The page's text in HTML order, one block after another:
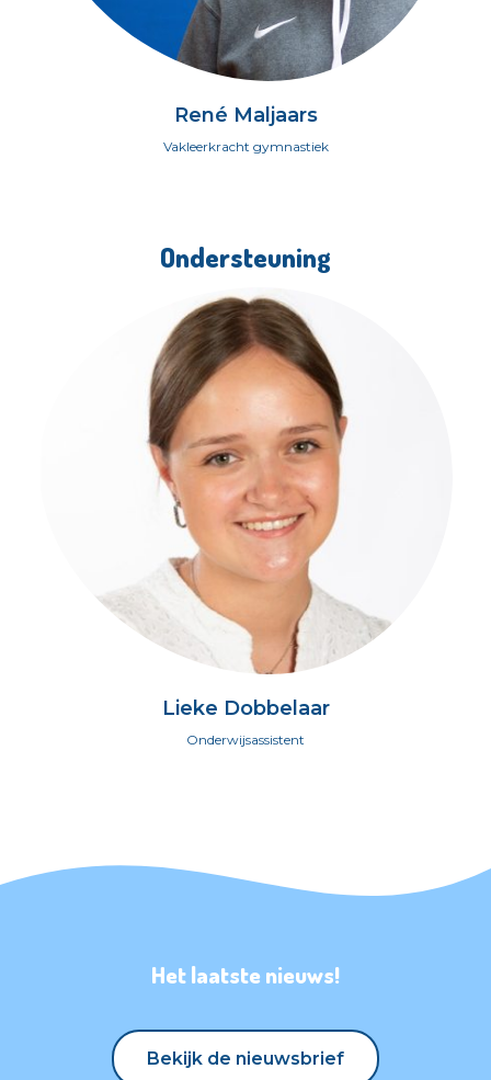
René Maljaars
Vakleerkracht gymnastiek
Ondersteuning
Lieke Dobbelaar
Onderwijsassistent
Het laatste nieuws!
Bekijk de nieuwsbrief
Bekijk de nieuwsbrief